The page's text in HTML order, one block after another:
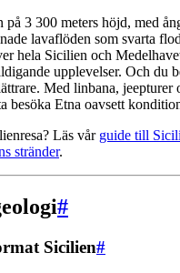
3 300 meters höjd, med
lavaflöden som svarta
hela Sicilien och
upplevelser. Och du
Med linbana, jeepturer
besöka Etna oavsett
Läs vår guide till
stränder.
#
Sicilien#